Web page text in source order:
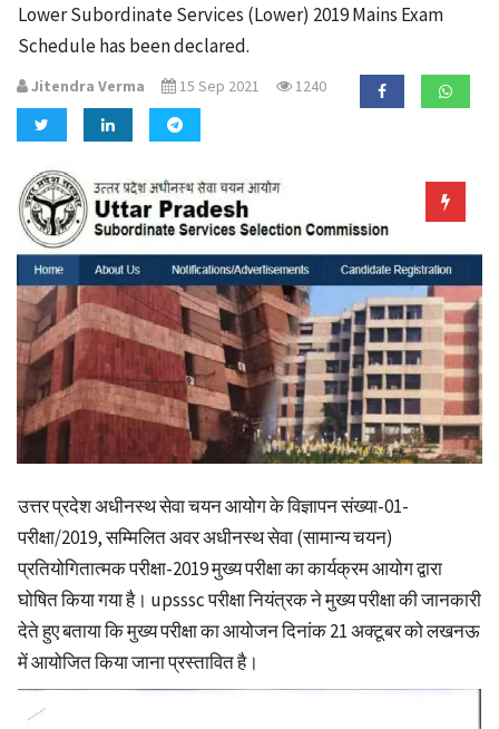
n
Lower Subordinate Services (Lower) 2019 Mains Exam
Schedule has been declared.
Jitendra Verma 15 Sep 2021 1240
उत्तर प्रदेश अधीनस्थ सेवा चयन आयोग के विज्ञापन संख्या-01-
परीक्षा/2019, सम्मिलित अवर अधीनस्थ सेवा (सामान्य चयन)
प्रतियोगितात्मक परीक्षा-2019 मुख्य परीक्षा का कार्यक्रम आयोग द्वारा
घोषित किया गया है। upsssc परीक्षा नियंत्रक ने मुख्य परीक्षा की जानकारी
देते हुए बताया कि मुख्य परीक्षा का आयोजन दिनांक 21 अक्टूबर को लखनऊ
में आयोजित किया जाना प्रस्तावित है।